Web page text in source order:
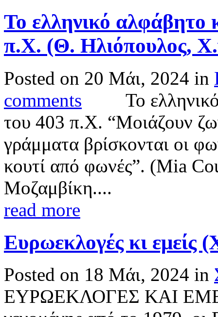
Το ελληνικό αλφάβητο
π.Χ. (Θ. Ηλιόπουλος,
Posted on 20 Μάι, 2024 in
comments
Το ελληνικό
του 403 π.Χ. “Μοιάζουν
γράμματα βρίσκονται οι
κουτί από φωνές”. (Mia
Μοζαμβίκη....
read more
Ευρωεκλογές κι εμείς
Posted on 18 Μάι, 2024 in
ΕΥΡΩΕΚΛΟΓΕΣ ΚΑΙ